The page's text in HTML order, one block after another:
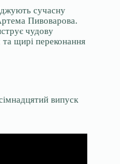
сучасну
Пивоварова.
чудову
та щирі переконання
випуск